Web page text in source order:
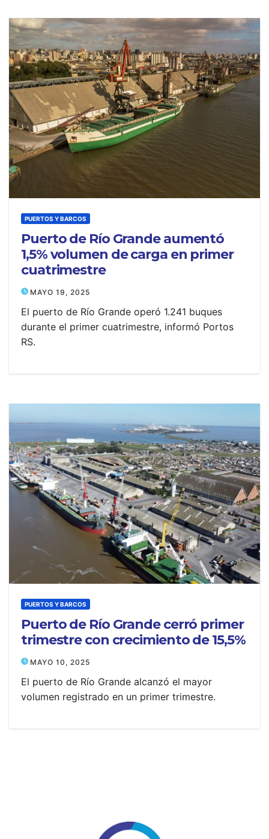
PUERTOS Y BARCOS
Puerto de Río Grande aumentó
1,5% volumen de carga en primer
cuatrimestre
MAYO 19, 2025
El puerto de Río Grande operó 1.241 buques
durante el primer cuatrimestre, informó Portos
RS.
PUERTOS Y BARCOS
Puerto de Río Grande cerró primer
trimestre con crecimiento de 15,5%
MAYO 10, 2025
El puerto de Río Grande alcanzó el mayor
volumen registrado en un primer trimestre.